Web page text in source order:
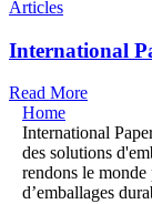
Articles
International
Read More
Home
International
des solutions
rendons le
d’emballages